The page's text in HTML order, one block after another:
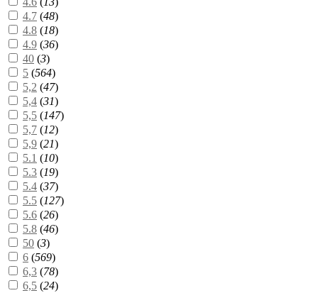
4.7 (48)
4.8 (18)
4.9 (36)
40 (3)
5 (564)
5,2 (47)
5,4 (31)
5,5 (147)
5,7 (12)
5,9 (21)
5.1 (10)
5.3 (19)
5.4 (37)
5.5 (127)
5.6 (26)
5.8 (46)
50 (3)
6 (569)
6,3 (78)
6,5 (24)